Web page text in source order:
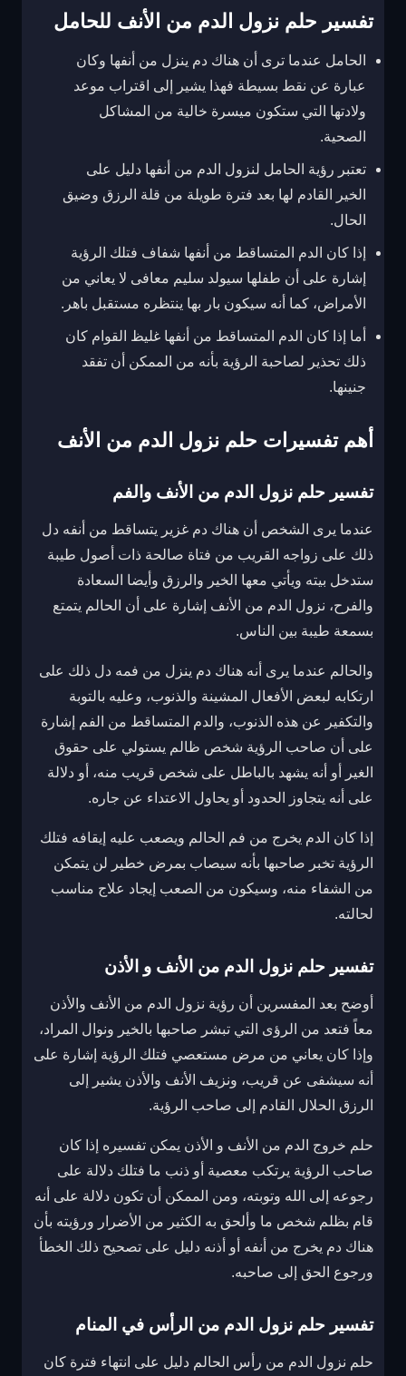
تفسير حلم نزول الدم من الأنف للحامل
الحامل عندما ترى أن هناك دم ينزل من أنفها وكان
عبارة عن نقط بسيطة فهذا يشير إلى اقتراب موعد
ولادتها التي ستكون ميسرة خالية من المشاكل
الصحية.
تعتبر رؤية الحامل لنزول الدم من أنفها دليل على
الخير القادم لها بعد فترة طويلة من قلة الرزق وضيق
الحال.
إذا كان الدم المتساقط من أنفها شفاف فتلك الرؤية
إشارة على أن طفلها سيولد سليم معافى لا يعاني من
الأمراض، كما أنه سيكون بار بها ينتظره مستقبل باهر.
أما إذا كان الدم المتساقط من أنفها غليظ القوام كان
ذلك تحذير لصاحبة الرؤية بأنه من الممكن أن تفقد
جنينها.
أهم تفسيرات حلم نزول الدم من الأنف
تفسير حلم نزول الدم من الأنف والفم
عندما يرى الشخص أن هناك دم غزير يتساقط من أنفه دل
ذلك على زواجه القريب من فتاة صالحة ذات أصول طيبة
ستدخل بيته ويأتي معها الخير والرزق وأيضا السعادة
والفرح، نزول الدم من الأنف إشارة على أن الحالم يتمتع
بسمعة طيبة بين الناس.
والحالم عندما يرى أنه هناك دم ينزل من فمه دل ذلك على
ارتكابه لبعض الأفعال المشينة والذنوب، وعليه بالتوبة
والتكفير عن هذه الذنوب، والدم المتساقط من الفم إشارة
على أن صاحب الرؤية شخص ظالم يستولي على حقوق
الغير أو أنه يشهد بالباطل على شخص قريب منه، أو دلالة
على أنه يتجاوز الحدود أو يحاول الاعتداء عن جاره.
إذا كان الدم يخرج من فم الحالم ويصعب عليه إيقافه فتلك
الرؤية تخبر صاحبها بأنه سيصاب بمرض خطير لن يتمكن
من الشفاء منه، وسيكون من الصعب إيجاد علاج مناسب
لحالته.
تفسير حلم نزول الدم من الأنف و الأذن
أوضح بعد المفسرين أن رؤية نزول الدم من الأنف والأذن
معاً فتعد من الرؤى التي تبشر صاحبها بالخير ونوال المراد،
وإذا كان يعاني من مرض مستعصي فتلك الرؤية إشارة على
أنه سيشفى عن قريب، ونزيف الأنف والأذن يشير إلى
الرزق الحلال القادم إلى صاحب الرؤية.
حلم خروج الدم من الأنف و الأذن يمكن تفسيره إذا كان
صاحب الرؤية يرتكب معصية أو ذنب ما فتلك دلالة على
رجوعه إلى الله وتوبته، ومن الممكن أن تكون دلالة على أنه
قام بظلم شخص ما وألحق به الكثير من الأضرار ورؤيته بأن
هناك دم يخرج من أنفه أو أذنه دليل على تصحيح ذلك الخطأ
ورجوع الحق إلى صاحبه.
تفسير حلم نزول الدم من الرأس في المنام
حلم نزول الدم من رأس الحالم دليل على انتهاء فترة كان